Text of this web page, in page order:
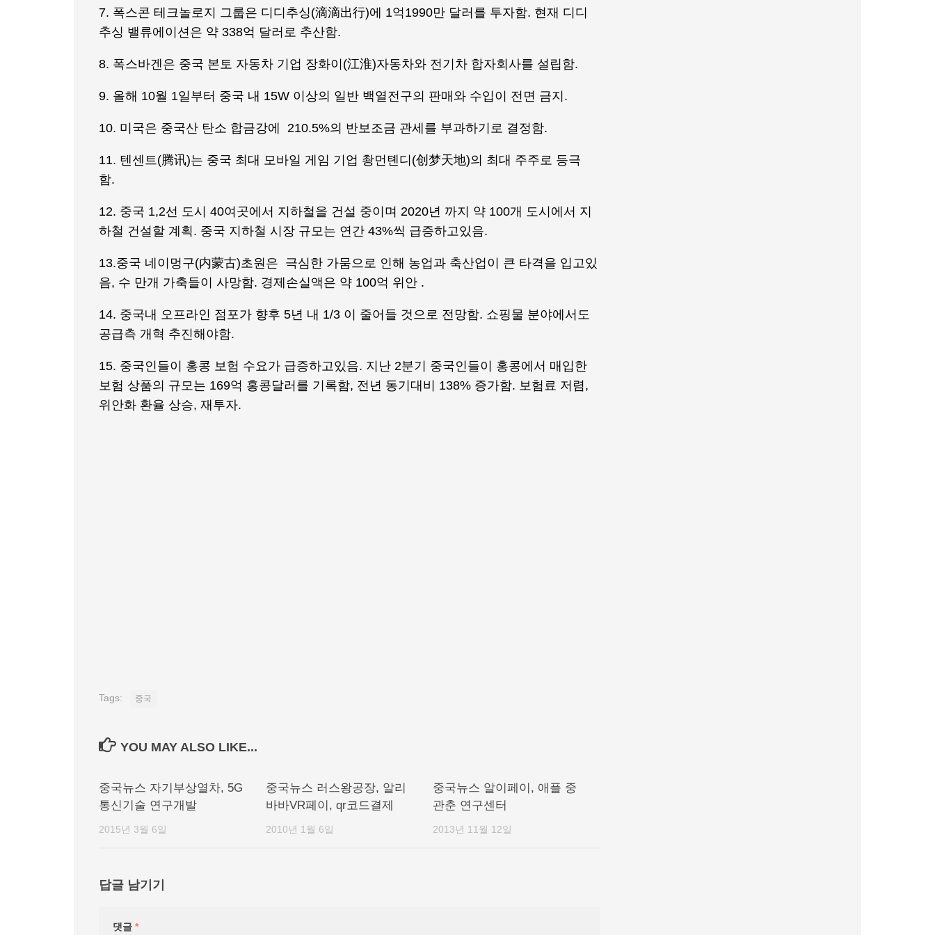
7. 폭스콘 테크놀로지 그룹은 디디추싱(滴滴出行)에 1억1990만 달러를 투자함. 현재 디디
추싱 밸류에이션은 약 338억 달러로 추산함.
8. 폭스바겐은 중국 본토 자동차 기업 장화이(江淮)자동차와 전기차 합자회사를 설립함.
9. 올해 10월 1일부터 중국 내 15W 이상의 일반 백열전구의 판매와 수입이 전면 금지.
10. 미국은 중국산 탄소 합금강에 210.5%의 반보조금 관세를 부과하기로 결정함.
11. 텐센트(腾讯)는 중국 최대 모바일 게임 기업 촹먼톈디(创梦天地)의 최대 주주로 등극
함.
12. 중국 1,2선 도시 40여곳에서 지하철을 건설 중이며 2020년 까지 약 100개 도시에서 지
하철 건설할 계획. 중국 지하철 시장 규모는 연간 43%씩 급증하고있음.
13.중국 네이멍구(内蒙古)초원은 극심한 가뭄으로 인해 농업과 축산업이 큰 타격을 입고있
음, 수 만개 가축들이 사망함. 경제손실액은 약 100억 위안 .
14. 중국내 오프라인 점포가 향후 5년 내 1/3 이 줄어들 것으로 전망함. 쇼핑물 분야에서도
공급측 개혁 추진해야함.
15. 중국인들이 홍콩 보험 수요가 급증하고있음. 지난 2분기 중국인들이 홍콩에서 매입한
보험 상품의 규모는 169억 홍콩달러를 기록함, 전년 동기대비 138% 증가함. 보험료 저렴,
위안화 환율 상승, 재투자.
Tags: 중국
YOU MAY ALSO LIKE...
중국뉴스 자기부상열차, 5G
통신기술 연구개발
2015년 3월 6일
중국뉴스 러스왕공장, 알리
바바VR페이, qr코드결제
2010년 1월 6일
중국뉴스 알이페이, 애플 중
관춘 연구센터
2013년 11월 12일
답글 남기기
댓글 *